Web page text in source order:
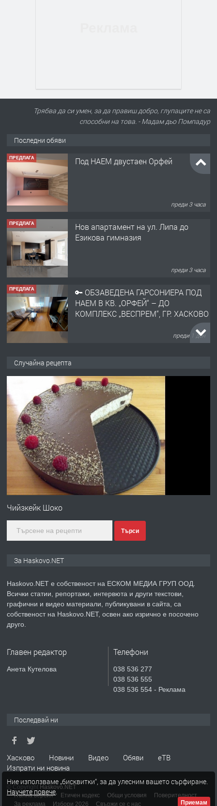
Трябва да си умен, за да правиш добро, глупаците не са
способни на това. - Мадам дьо Помпадур
Последни обяви
ПРЕДЛАГА Под НАЕМ двустаен Орфей
преди 3 часа
ПРЕДЛАГА
Нов апартамент на ул. Липа до
Езикова гимназия
преди 3 часа
ПРЕДЛАГА
🔑 ОБЗАВЕДЕНА ГАРСОНИЕРА ПОД
НАЕМ В КВ. „ОРФЕЙ“ – ДО
КОМПЛЕКС „ВЕСПРЕМ“, ГР. ХАСКОВО
преди 1 ден
АПАРТАМЕНТ В ЦЕНТЪРА НА ГР.
ХАСКОВО
ПРЕДЛАГА Давам гараж под наем
ПРЕДЛАГА
№4120 Магазин/Офис под наем в кв.
преди 3 дни
ПРЕДЛАГА
Продавам парцел в гр. Хасково кв.
СГЛОБЯВАНЕ НА МЕБЕЛИ.
апартамент под наем в кв.
Училищни, гр. Хасково.
преди 3 дни
Случайна рецепта
Чийзкейк Шоко
Търси
За Haskovo.NET
Haskovo.NET е собственост на ЕСКОМ МЕДИА ГРУП ООД.
Всички статии, репортажи, интервюта и други текстови,
графични и видео материали, публикувани в сайта, са
собственост на Haskovo.NET, освен ако изрично е посочено
друго.
Главен редактор
Анета Кутелова
Телефони
038 536 277
038 536 555
038 536 554 - Реклама
Последвай ни
Хасково Новини Видео Обяви
еТВ
Изпрати ни новина
© Copyright Haskovo.NET
Пълна версия
Етичен кодекс Общи условия
Поверителност
За реклама
Избори 2026 Свържи се с нас
Ние използваме „бисквитки“, за да улесним вашето сърфиране.
Научете повече.
Приемам